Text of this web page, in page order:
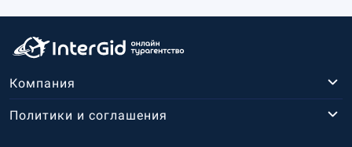
Компания
Политики и соглашения